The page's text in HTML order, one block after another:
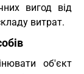
вигод від
витрат.
об'єкт